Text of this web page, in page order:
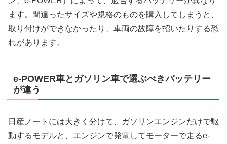
ます。間違ったサイズや規格のものを購入してしまうと、
取り付けができなかったり、車両の故障を招いたりする恐
れがあります。
e-POWER車とガソリン車で選ぶべきバッテリー
が違う
日産ノートには大きく分けて、ガソリンエンジンだけで駆
動するモデルと、エンジンで発電してモーターで走るe-